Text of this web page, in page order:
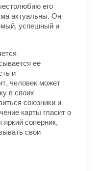
его
актуальны. Он
успешный и
ее
и
человек может
в своих
союзники и
карты гласит о
соперник,
свои